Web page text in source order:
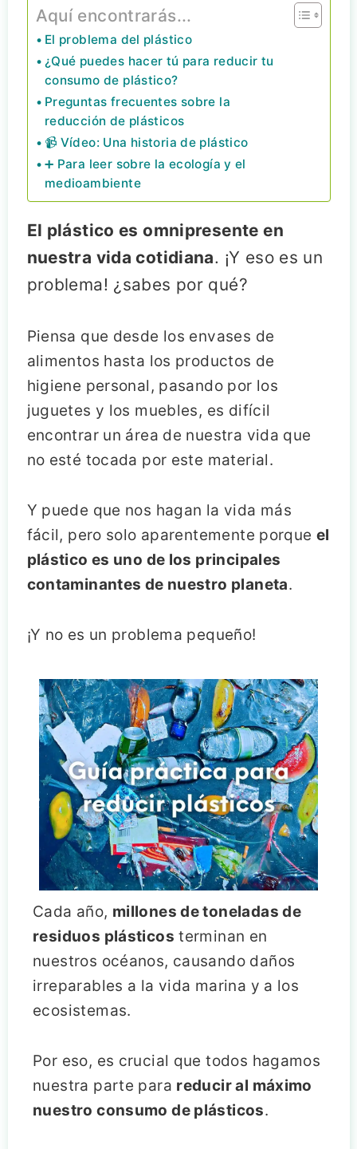
Aquí encontrarás...
El problema del plástico
¿Qué puedes hacer tú para reducir tu
consumo de plástico?
Preguntas frecuentes sobre la
reducción de plásticos
📹 Vídeo: Una historia de plástico
➕ Para leer sobre la ecología y el
medioambiente
El plástico es omnipresente en
nuestra vida cotidiana. ¡Y eso es un
problema! ¿sabes por qué?
Piensa que desde los envases de
alimentos hasta los productos de
higiene personal, pasando por los
juguetes y los muebles, es difícil
encontrar un área de nuestra vida que
no esté tocada por este material.
Y puede que nos hagan la vida más
fácil, pero solo aparentemente porque el
plástico es uno de los principales
contaminantes de nuestro planeta.
¡Y no es un problema pequeño!
Cada año, millones de toneladas de
residuos plásticos terminan en
nuestros océanos, causando daños
irreparables a la vida marina y a los
ecosistemas.
Por eso, es crucial que todos hagamos
nuestra parte para reducir al máximo
nuestro consumo de plásticos.